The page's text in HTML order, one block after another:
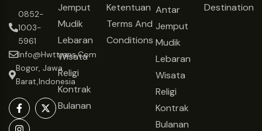
0852-
1003-
5961
Info@hwttrans.com
Bogor, Jawa
Barat,Indonesia
Jemput
Mudik
Lebaran
Wisata
Religi
Kontrak
Bulanan
Ketentuan
Terms And
Conditions
Antar
Jemput
Mudik
Lebaran
Wisata
Religi
Kontrak
Bulanan
Destination